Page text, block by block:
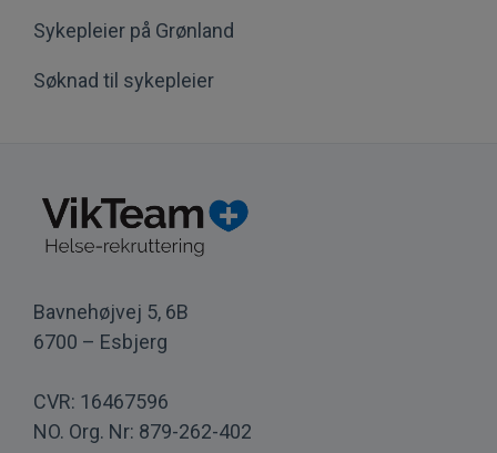
Sykepleier på Grønland
Søknad til sykepleier
Bavnehøjvej 5, 6B
6700 – Esbjerg
CVR: 16467596
NO. Org. Nr: 879-262-402